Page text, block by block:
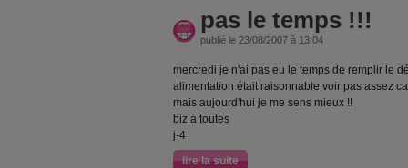
pas le temps !!!
publié le 23/08/2007 à 13:04
mercredi je n'ai pas eu le temps de remplir le
alimentation était raisonnable voir pas assez
mais aujourd'hui je me sens mieux !!
biz à toutes
j-4
lire la suite